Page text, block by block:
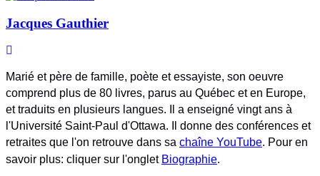
Jacques Gauthier
Marié et père de famille, poète et essayiste, son oeuvre
comprend plus de 80 livres, parus au Québec et en Europe,
et traduits en plusieurs langues. Il a enseigné vingt ans à
l'Université Saint-Paul d'Ottawa. Il donne des conférences et
retraites que l'on retrouve dans sa chaîne YouTube. Pour en
savoir plus: cliquer sur l'onglet Biographie.